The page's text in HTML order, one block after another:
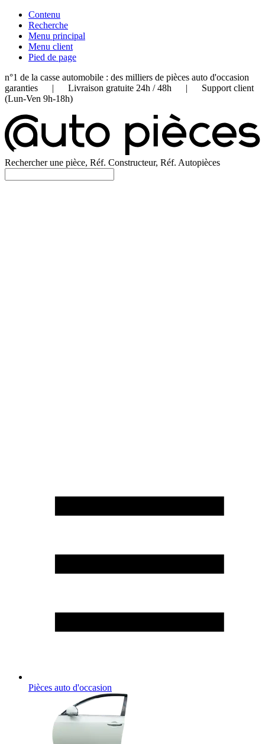
Contenu
Recherche
Menu principal
Menu client
Pied de page
n°1 de la casse automobile : des milliers de pièces auto d'occasion
garanties | Livraison gratuite 24h / 48h | Support client
(Lun-Ven 9h-18h)
Rechercher une pièce, Réf. Constructeur, Réf. Autopièces
Pièces auto d'occasion